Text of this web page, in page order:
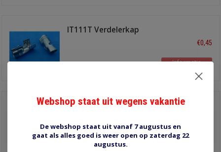
IT111T Verdelerkap
€0,45
Informatie
RS396 isolator 10.5mm
Informatie
Webshop staat uit wegens vakantie
De webshop staat uit vanaf 7 augustus en
gaat als alles goed is weer open op zaterdag 22
augustus.